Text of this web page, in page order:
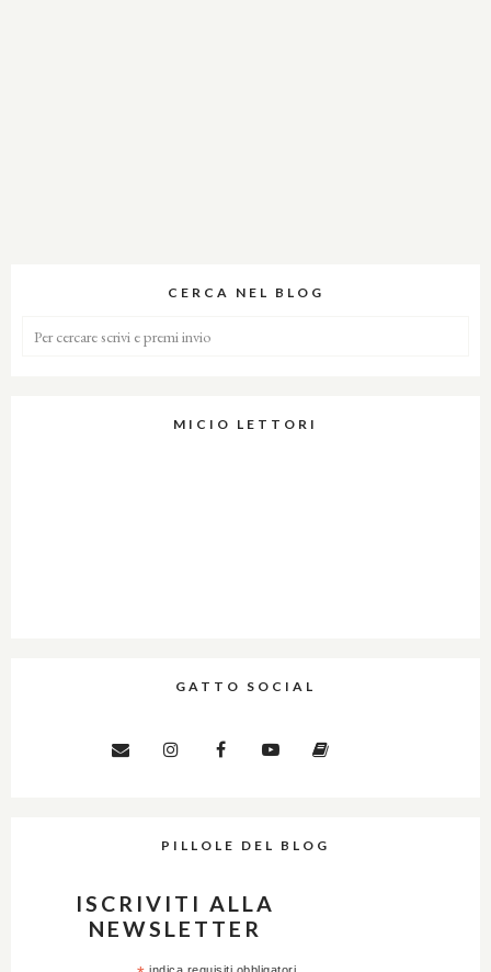
CERCA NEL BLOG
MICIO LETTORI
GATTO SOCIAL
PILLOLE DEL BLOG
ISCRIVITI ALLA
NEWSLETTER